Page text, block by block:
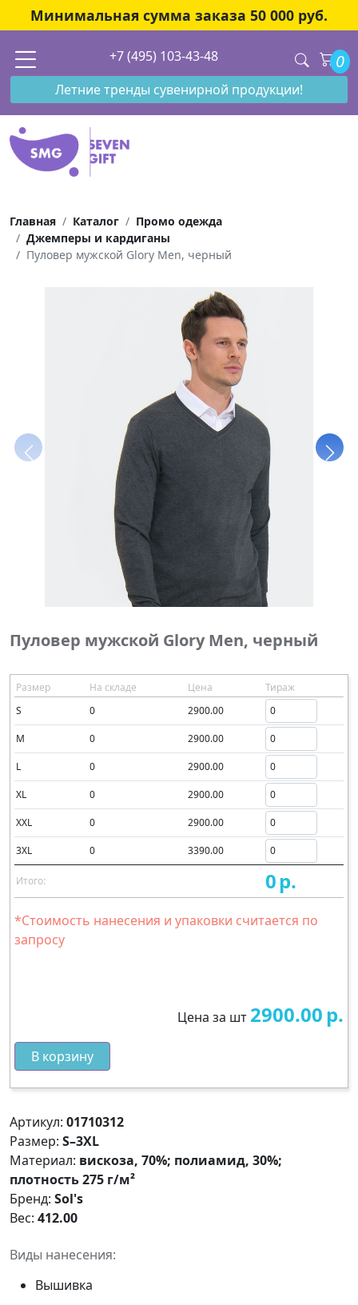
Минимальная сумма заказа 50 000 руб.
+7 (495) 103-43-48 0
Летние тренды сувенирной продукции!
Главная Каталог
Промо одежда
Джемперы и кардиганы
Пуловер мужской Glory Men, черный
Пуловер мужской Glory Men, черный
Размер На складе Цена
Тираж
S
0 2900.00
M 0 2900.00
L 0 2900.00
XL 0 2900.00
XXL 0 2900.00
3XL 0 3390.00
Итого: 0р.
*Стоимость нанесения и упаковки считается по
запросу
Цена за шт 2900.00р.
В корзину
Артикул: 01710312
Размер: S–3XL
Материал: вискоза, 70%; полиамид, 30%;
плотность 275 г/м²
Бренд: Sol's
Вес: 412.00
Виды нанесения:
Вышивка